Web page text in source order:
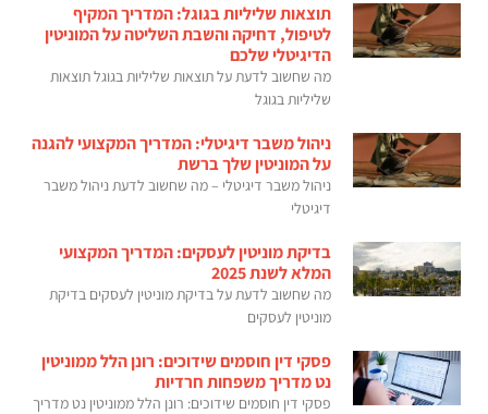
תוצאות שליליות בגוגל: המדריך המקיף
לטיפול, דחיקה והשבת השליטה על המוניטין
הדיגיטלי שלכם
מה שחשוב לדעת על תוצאות שליליות בגוגל תוצאות
שליליות בגוגל
ניהול משבר דיגיטלי: המדריך המקצועי להגנה
על המוניטין שלך ברשת
ניהול משבר דיגיטלי – מה שחשוב לדעת ניהול משבר
דיגיטלי
בדיקת מוניטין לעסקים: המדריך המקצועי
המלא לשנת 2025
מה שחשוב לדעת על בדיקת מוניטין לעסקים בדיקת
מוניטין לעסקים
פסקי דין חוסמים שידוכים: רונן הלל ממוניטין
נט מדריך משפחות חרדיות
פסקי דין חוסמים שידוכים: רונן הלל ממוניטין נט מדריך